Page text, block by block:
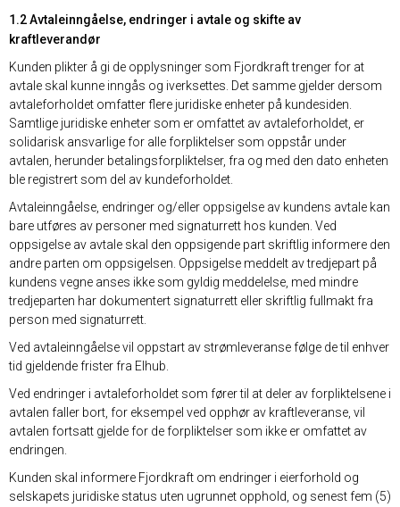
1.2 Avtaleinngåelse, endringer i avtale og skifte av
kraftleverandør
Kunden plikter å gi de opplysninger som Fjordkraft trenger for at
avtale skal kunne inngås og iverksettes. Det samme gjelder dersom
avtaleforholdet omfatter flere juridiske enheter på kundesiden.
Samtlige juridiske enheter som er omfattet av avtaleforholdet, er
solidarisk ansvarlige for alle forpliktelser som oppstår under
avtalen, herunder betalingsforpliktelser, fra og med den dato enheten
ble registrert som del av kundeforholdet.
Avtaleinngåelse, endringer og/eller oppsigelse av kundens avtale kan
bare utføres av personer med signaturrett hos kunden. Ved
oppsigelse av avtale skal den oppsigende part skriftlig informere den
andre parten om oppsigelsen. Oppsigelse meddelt av tredjepart på
kundens vegne anses ikke som gyldig meddelelse, med mindre
tredjeparten har dokumentert signaturrett eller skriftlig fullmakt fra
person med signaturrett.
Ved avtaleinngåelse vil oppstart av strømleveranse følge de til enhver
tid gjeldende frister fra Elhub.
Ved endringer i avtaleforholdet som fører til at deler av forpliktelsene i
avtalen faller bort, for eksempel ved opphør av kraftleveranse, vil
avtalen fortsatt gjelde for de forpliktelser som ikke er omfattet av
endringen.
Kunden skal informere Fjordkraft om endringer i eierforhold og
selskapets juridiske status uten ugrunnet opphold, og senest fem (5)